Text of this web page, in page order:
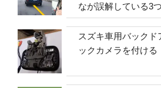
なが誤解している3
スズキ車用バック
ックカメラを付ける